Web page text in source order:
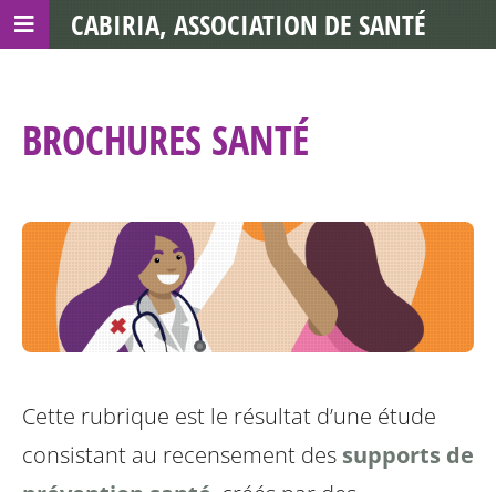
BROCHURES SANTÉ
Cette rubrique est le résultat d’une étude
consistant au recensement des supports de
CABIRIA, ASSOCIATION DE SANTÉ